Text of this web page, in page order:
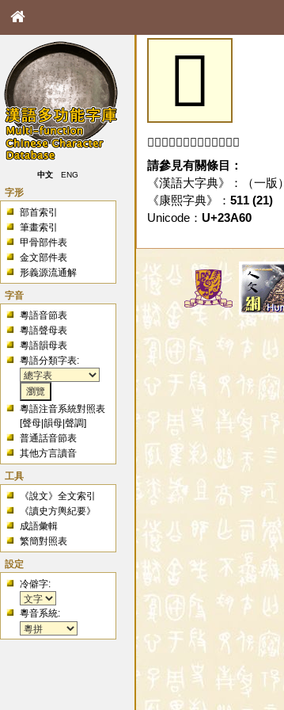
中文 ENG
字形
部首索引
筆畫索引
甲骨部件表
金文部件表
形義源流通解
字音
粵語音節表
粵語聲母表
粵語韻母表
粵語分類字表:
粵語注音系統對照表
[聲母 |韻母 |聲調]
普通話音節表
其他方言讀音
工具
《說文》全文索引
《讀史方輿紀要》
成語彙輯
繁簡對照表
設定
冷僻字:
粵音系統:
𣩠
「𣩠」字未收錄於本資料庫。
請參見有關條目：
《漢語大字典》：（一版）
《康熙字典》： 511 (21)
Unicode： U+23A60